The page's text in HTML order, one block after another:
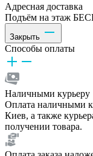
Адресная доставка
Подъём на этаж
Закрыть
Способы оплаты
Наличными курьеру
Оплата наличными
Киев, а также
получении товара.